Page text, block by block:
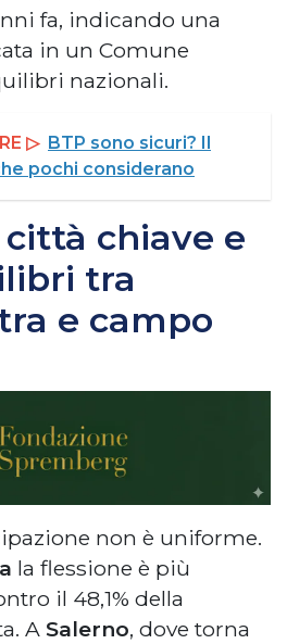
fa, indicando una
in un Comune
nazionali.
▷ BTP sono sicuri? Il
pochi considerano
chiave e
tra
e campo
non è uniforme.
la flessione è più
il 48,1% della
A Salerno, dove torna